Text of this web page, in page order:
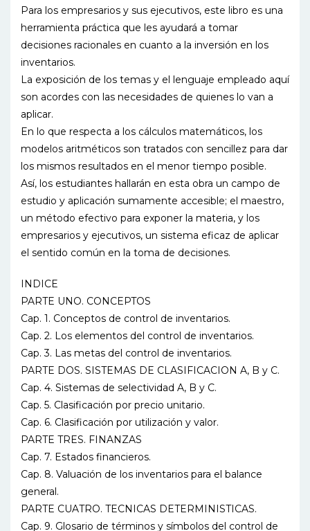
Para los empresarios y sus ejecutivos, este libro es una
herramienta práctica que les ayudará a tomar
decisiones racionales en cuanto a la inversión en los
inventarios.
La exposición de los temas y el lenguaje empleado aquí
son acordes con las necesidades de quienes lo van a
aplicar.
En lo que respecta a los cálculos matemáticos, los
modelos aritméticos son tratados con sencillez para dar
los mismos resultados en el menor tiempo posible.
Así, los estudiantes hallarán en esta obra un campo de
estudio y aplicación sumamente accesible; el maestro,
un método efectivo para exponer la materia, y los
empresarios y ejecutivos, un sistema eficaz de aplicar
el sentido común en la toma de decisiones.
INDICE
PARTE UNO. CONCEPTOS
Cap. 1. Conceptos de control de inventarios.
Cap. 2. Los elementos del control de inventarios.
Cap. 3. Las metas del control de inventarios.
PARTE DOS. SISTEMAS DE CLASIFICACION A, B y C.
Cap. 4. Sistemas de selectividad A, B y C.
Cap. 5. Clasificación por precio unitario.
Cap. 6. Clasificación por utilización y valor.
PARTE TRES. FINANZAS
Cap. 7. Estados financieros.
Cap. 8. Valuación de los inventarios para el balance
general.
PARTE CUATRO. TECNICAS DETERMINISTICAS.
Cap. 9. Glosario de términos y símbolos del control de